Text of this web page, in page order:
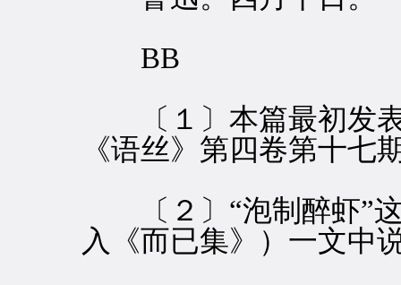
BB
〔１〕本篇最初发表
《语丝》第四卷第十七
〔２〕“泡制醉虾”这
入《而已集》）一文中